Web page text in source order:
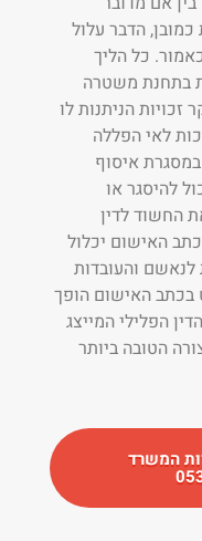
כמובן, הדבר עלול
כל הליך
בתחנת משטרה
זכויות הניתנות לו
לאי הפללה
במסגרת איסוף
להיסגר או
החשוד לדין
האישום יכלול
והעובדות
בכתב האישום הופך
הפלילי המייצג
הטובה ביותר
המשרד